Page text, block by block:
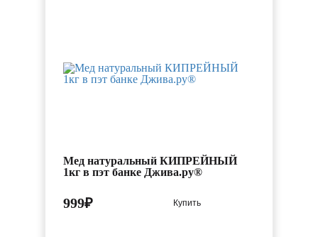
Мед натуральный КИПРЕЙНЫЙ
1кг в пэт банке Джива.ру®
999₽ Купить